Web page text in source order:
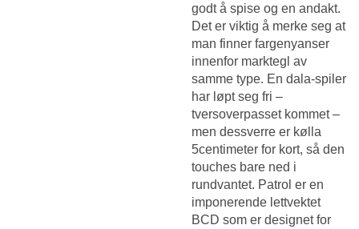
godt å spise og en andakt.
Det er viktig å merke seg at
man finner fargenyanser
innenfor marktegl av
samme type. En dala-spiler
har løpt seg fri –
tversoverpasset kommet –
men dessverre er kølla
5centimeter for kort, så den
touches bare ned i
rundvantet. Patrol er en
imponerende lettvektet
BCD som er designet for